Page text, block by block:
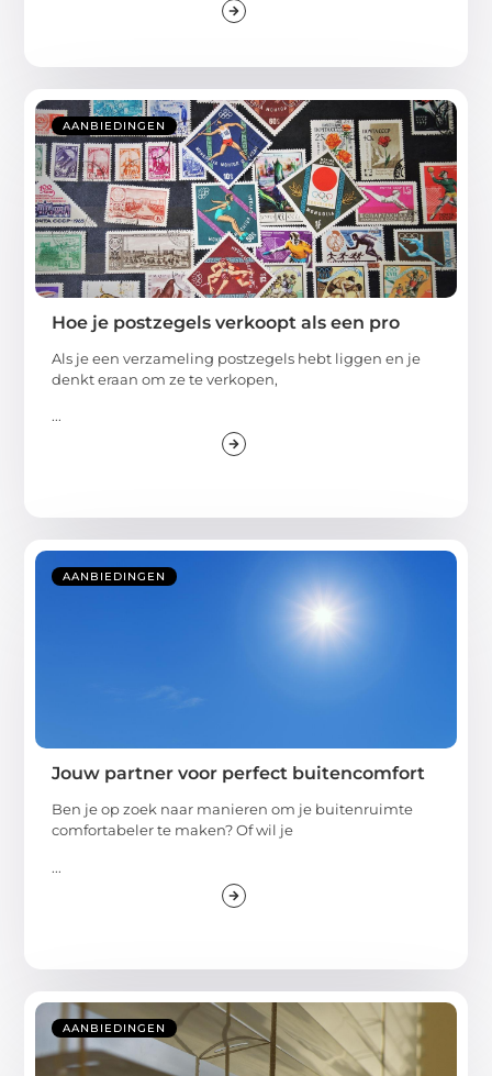
AANBIEDINGEN
Hoe je postzegels verkoopt als een pro
Als je een verzameling postzegels hebt liggen en je
denkt eraan om ze te verkopen,
...
AANBIEDINGEN
Jouw partner voor perfect buitencomfort
Ben je op zoek naar manieren om je buitenruimte
comfortabeler te maken? Of wil je
...
AANBIEDINGEN